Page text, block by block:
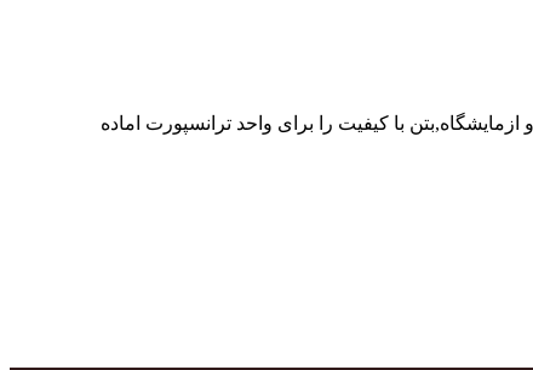
متخصص و پر تلاش واحدهای تولید و ازمایشگاه,بتن با کیفیت را برای واحد ترانسپورت اماده